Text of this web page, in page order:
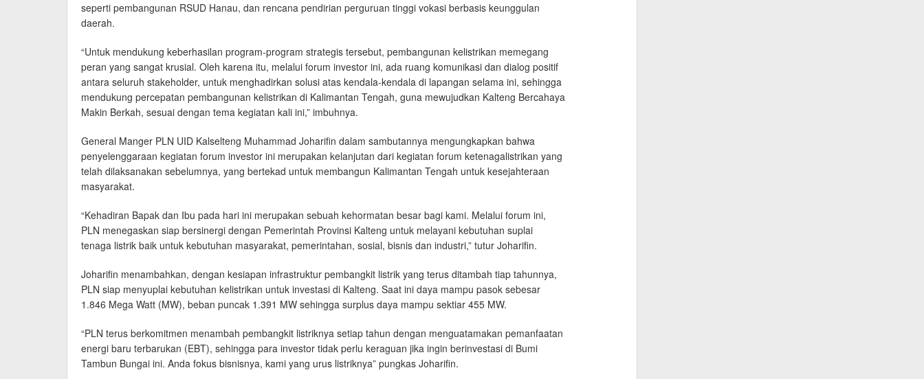
seperti pembangunan RSUD Hanau, dan rencana pendirian perguruan tinggi vokasi berbasis keunggulan
daerah.
“Untuk mendukung keberhasilan program-program strategis tersebut, pembangunan kelistrikan memegang
peran yang sangat krusial. Oleh karena itu, melalui forum investor ini, ada ruang komunikasi dan dialog positif
antara seluruh stakeholder, untuk menghadirkan solusi atas kendala-kendala di lapangan selama ini, sehingga
mendukung percepatan pembangunan kelistrikan di Kalimantan Tengah, guna mewujudkan Kalteng Bercahaya
Makin Berkah, sesuai dengan tema kegiatan kali ini,” imbuhnya.
General Manger PLN UID Kalselteng Muhammad Joharifin dalam sambutannya mengungkapkan bahwa
penyelenggaraan kegiatan forum investor ini merupakan kelanjutan dari kegiatan forum ketenagalistrikan yang
telah dilaksanakan sebelumnya, yang bertekad untuk membangun Kalimantan Tengah untuk kesejahteraan
masyarakat.
“Kehadiran Bapak dan Ibu pada hari ini merupakan sebuah kehormatan besar bagi kami. Melalui forum ini,
PLN menegaskan siap bersinergi dengan Pemerintah Provinsi Kalteng untuk melayani kebutuhan suplai
tenaga listrik baik untuk kebutuhan masyarakat, pemerintahan, sosial, bisnis dan industri,” tutur Joharifin.
Joharifin menambahkan, dengan kesiapan infrastruktur pembangkit listrik yang terus ditambah tiap tahunnya,
PLN siap menyuplai kebutuhan kelistrikan untuk investasi di Kalteng. Saat ini daya mampu pasok sebesar
1.846 Mega Watt (MW), beban puncak 1.391 MW sehingga surplus daya mampu sektiar 455 MW.
“PLN terus berkomitmen menambah pembangkit listriknya setiap tahun dengan menguatamakan pemanfaatan
energi baru terbarukan (EBT), sehingga para investor tidak perlu keraguan jika ingin berinvestasi di Bumi
Tambun Bungai ini. Anda fokus bisnisnya, kami yang urus listriknya” pungkas Joharifin.